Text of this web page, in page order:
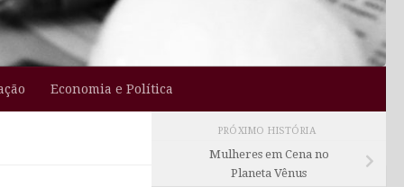
Economia e Política
PRÓXIMO HISTÓRIA
Mulheres em Cena no
Planeta Vênus